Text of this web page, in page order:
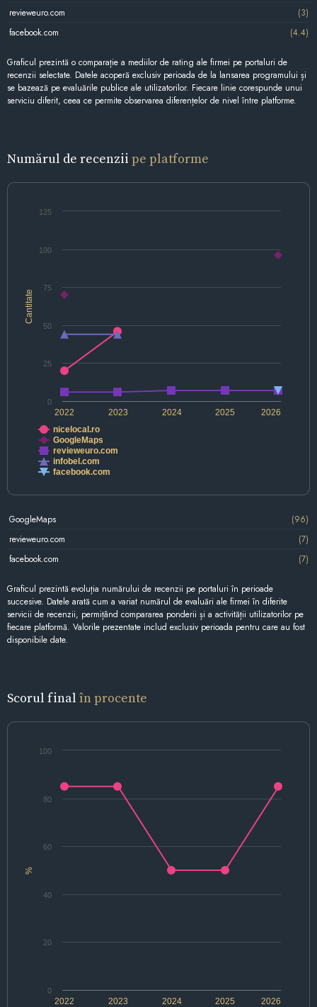
revieweuro.com
(3)
facebook.com
(4.4)
Graficul prezintă o comparație a mediilor de rating ale firmei pe portaluri de
recenzii selectate. Datele acoperă exclusiv perioada de la lansarea programului și
se bazează pe evaluările publice ale utilizatorilor. Fiecare linie corespunde unui
serviciu diferit, ceea ce permite observarea diferențelor de nivel între platforme.
Numărul de recenzii pe platforme
Cantitate
2022 2024 2026
2023 2025
0
100
25
50
75
125
nicelocal.ro
GoogleMaps
revieweuro.com
infobel.com
facebook.com
GoogleMaps
(96)
revieweuro.com
(7)
facebook.com
(7)
Graficul prezintă evoluția numărului de recenzii pe portaluri în perioade
succesive. Datele arată cum a variat numărul de evaluări ale firmei în diferite
servicii de recenzii, permițând compararea ponderii și a activității utilizatorilor pe
fiecare platformă. Valorile prezentate includ exclusiv perioada pentru care au fost
disponibile date.
Scorul final în procente
%
2022 2024 2026
2023 2025
0
20
40
60
80
100